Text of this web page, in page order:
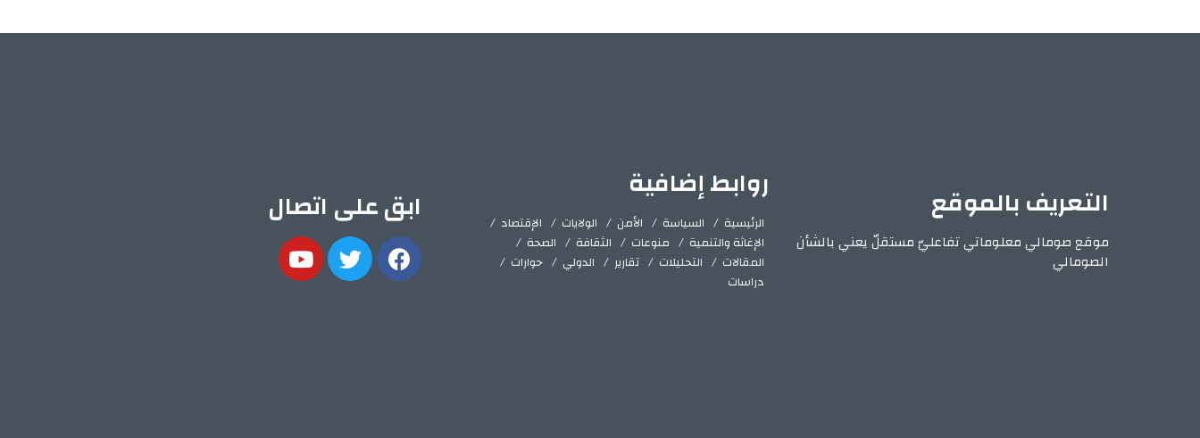
التعريف بالموقع
موقع صومالي معلوماتي تفاعليّ مستقلّ يعني بالشأن
الصومالي
روابط إضافية
الرئيسية السياسة الأمن الولايات
الإقتصاد
الإغاثة والتنمية
منوعات الثقافة
الصحة
المقالات
التحليلات تقارير الدولي
حوارات
دراسات
ابق على اتصال